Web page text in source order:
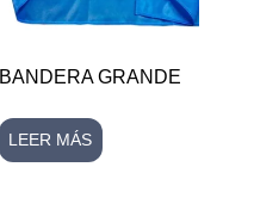
BANDERA GRANDE
LEER MÁS